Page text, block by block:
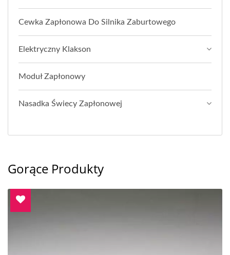
Cewka Zapłonowa Do Silnika Zaburtowego
Elektryczny Klakson
Moduł Zapłonowy
Nasadka Świecy Zapłonowej
Gorące Produkty